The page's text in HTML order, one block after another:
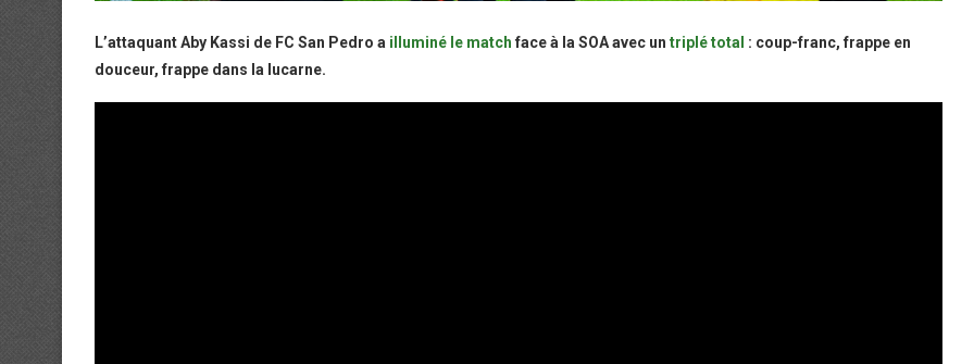
L’attaquant Aby Kassi de FC San Pedro a illuminé le match face à la SOA avec un triplé total : coup-franc, frappe en
douceur, frappe dans la lucarne.